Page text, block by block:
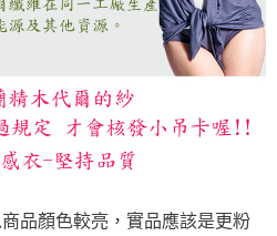
品顏色較亮，實品應該是更粉